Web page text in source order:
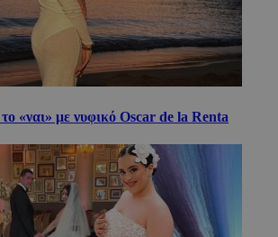
«ναι» με νυφικό Oscar de la Renta